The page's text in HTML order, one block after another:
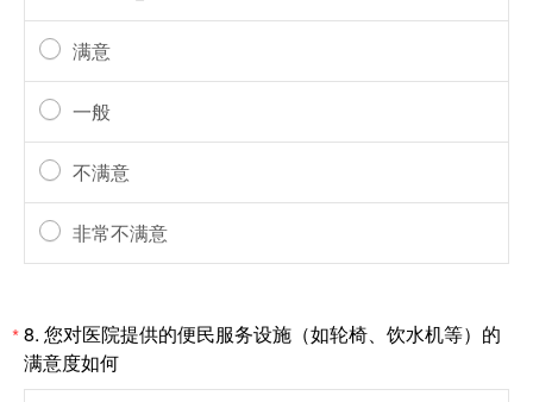
满意
一般
不满意
非常不满意
*8. 您对医院提供的便民服务设施（如轮椅、饮水机等）的
满意度如何